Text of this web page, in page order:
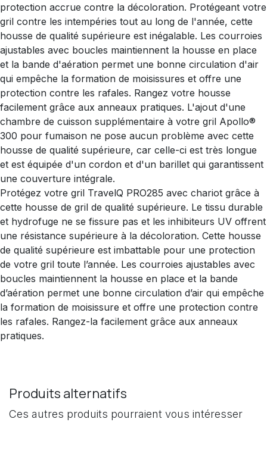
protection accrue contre la décoloration. Protégeant votre
gril contre les intempéries tout au long de l'année, cette
housse de qualité supérieure est inégalable. Les courroies
ajustables avec boucles maintiennent la housse en place
et la bande d'aération permet une bonne circulation d'air
qui empêche la formation de moisissures et offre une
protection contre les rafales. Rangez votre housse
facilement grâce aux anneaux pratiques. L'ajout d'une
chambre de cuisson supplémentaire à votre gril Apollo®
300 pour fumaison ne pose aucun problème avec cette
housse de qualité supérieure, car celle-ci est très longue
et est équipée d'un cordon et d'un barillet qui garantissent
une couverture intégrale.
Protégez votre gril TravelQ PRO285 avec chariot grâce à
cette housse de gril de qualité supérieure. Le tissu durable
et hydrofuge ne se fissure pas et les inhibiteurs UV offrent
une résistance supérieure à la décoloration. Cette housse
de qualité supérieure est imbattable pour une protection
de votre gril toute l’année. Les courroies ajustables avec
boucles maintiennent la housse en place et la bande
d’aération permet une bonne circulation d’air qui empêche
la formation de moisissure et offre une protection contre
les rafales. Rangez-la facilement grâce aux anneaux
pratiques.
Produits alternatifs
Ces autres produits pourraient vous intéresser